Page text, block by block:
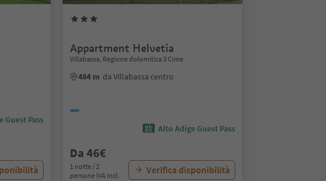
Guest Pass
Appartment Helvetia
Villabassa, Regione dolomitica 3 Cime
484 m da Villabassa centro
Alto Adige Guest Pass
Da 46€
1 notte / 2
persone IVA incl.
Verifica disponibilità